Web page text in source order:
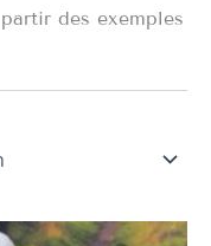
des exemples